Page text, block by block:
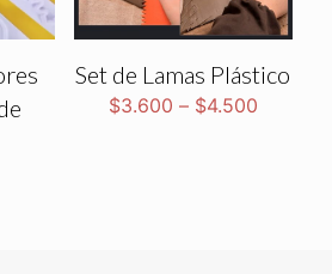
Set de Lamas Plástico
$3.600 – $4.500